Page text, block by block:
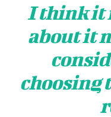
I think it
about it
choosing